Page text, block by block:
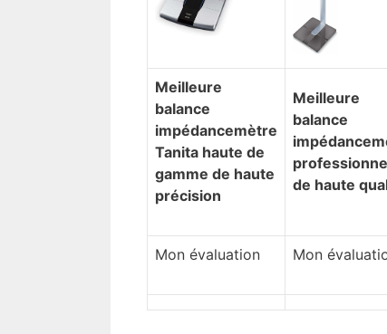
​Meilleure
balance
impédancemètre
Tanita haute de
gamme de haute
précision
​Meilleure
balance
de haute
Mon évaluation Mon